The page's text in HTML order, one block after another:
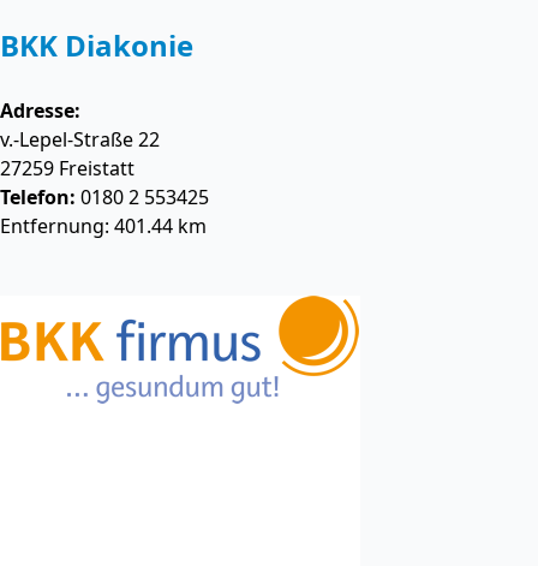
BKK Diakonie
Adresse:
v.-Lepel-Straße 22
27259 Freistatt
Telefon: 0180 2 553425
Entfernung: 401.44 km